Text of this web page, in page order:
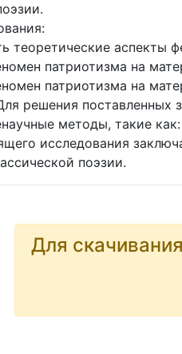
теоретические аспекты
патриотизма на
патриотизма на
решения поставленных
методы, такие как:
исследования
поэзии.
Для